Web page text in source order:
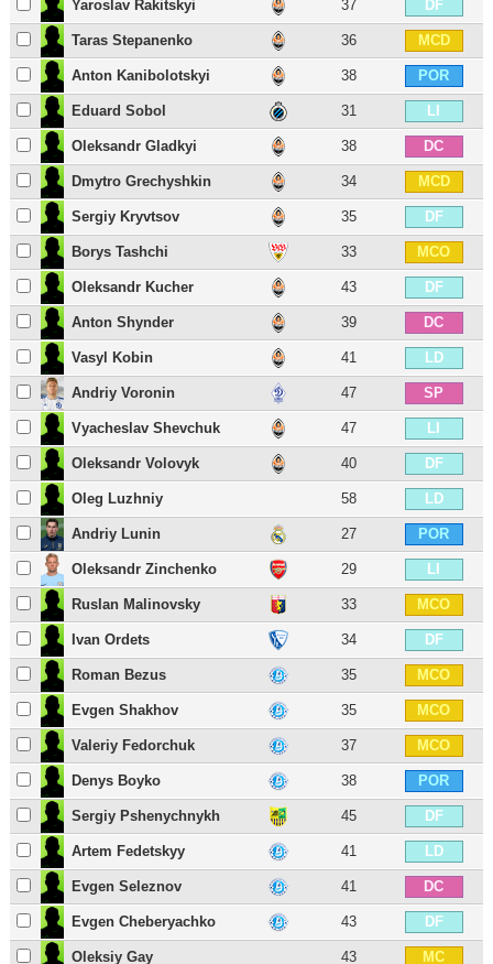
Yaroslav Rakitskyi 37 DF
Taras Stepanenko 36 MCD
Anton Kanibolotskyi 38 POR
Eduard Sobol 31 LI
Oleksandr Gladkyi 38 DC
Dmytro Grechyshkin 34 MCD
Sergiy Kryvtsov 35 DF
Borys Tashchi 33 MCO
Oleksandr Kucher 43 DF
Anton Shynder 39 DC
Vasyl Kobin 41 LD
Andriy Voronin 47 SP
Vyacheslav Shevchuk 47 LI
Oleksandr Volovyk 40 DF
Oleg Luzhniy 58 LD
Andriy Lunin 27 POR
Oleksandr Zinchenko 29 LI
Ruslan Malinovsky 33 MCO
Ivan Ordets 34 DF
Roman Bezus 35 MCO
Evgen Shakhov 35 MCO
Valeriy Fedorchuk 37 MCO
Denys Boyko 38 POR
Sergiy Pshenychnykh 45 DF
Artem Fedetskyy 41 LD
Evgen Seleznov 41 DC
Evgen Cheberyachko 43 DF
Oleksiy Gay 43 MC